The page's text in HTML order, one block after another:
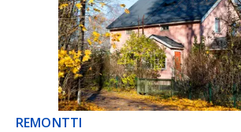
REMONTTI